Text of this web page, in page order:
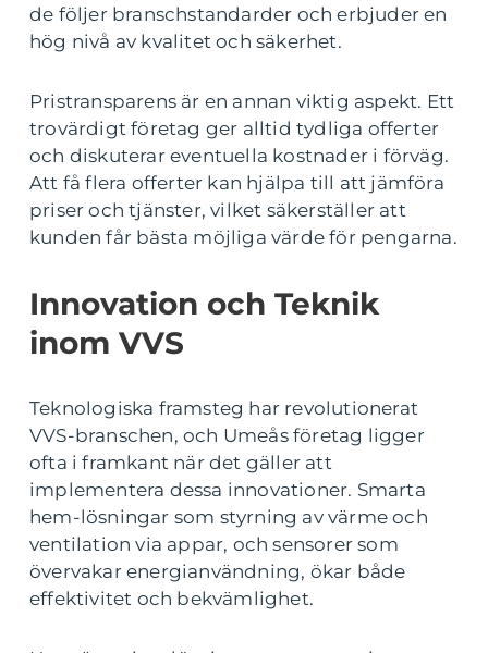
de följer branschstandarder och erbjuder en
hög nivå av kvalitet och säkerhet.
Pristransparens är en annan viktig aspekt. Ett
trovärdigt företag ger alltid tydliga offerter
och diskuterar eventuella kostnader i förväg.
Att få flera offerter kan hjälpa till att jämföra
priser och tjänster, vilket säkerställer att
kunden får bästa möjliga värde för pengarna.
Innovation och Teknik
inom VVS
Teknologiska framsteg har revolutionerat
VVS-branschen, och Umeås företag ligger
ofta i framkant när det gäller att
implementera dessa innovationer. Smarta
hem-lösningar som styrning av värme och
ventilation via appar, och sensorer som
övervakar energianvändning, ökar både
effektivitet och bekvämlighet.